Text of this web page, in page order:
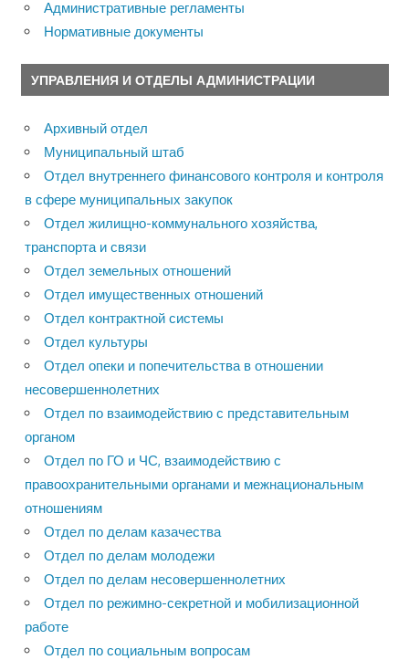
Административные регламенты
Нормативные документы
УПРАВЛЕНИЯ И ОТДЕЛЫ АДМИНИСТРАЦИИ
Архивный отдел
Муниципальный штаб
Отдел внутреннего финансового контроля и контроля
в сфере муниципальных закупок
Отдел жилищно-коммунального хозяйства,
транспорта и связи
Отдел земельных отношений
Отдел имущественных отношений
Отдел контрактной системы
Отдел культуры
Отдел опеки и попечительства в отношении
несовершеннолетних
Отдел по взаимодействию с представительным
органом
Отдел по ГО и ЧС, взаимодействию с
правоохранительными органами и межнациональным
отношениям
Отдел по делам казачества
Отдел по делам молодежи
Отдел по делам несовершеннолетних
Отдел по режимно-секретной и мобилизационной
работе
Отдел по социальным вопросам